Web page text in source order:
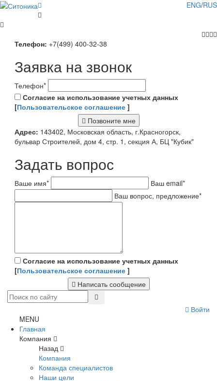
ENG/RUS
Телефон: +7(499) 400-32-38
Заявка на звонок
Телефон*
Согласие на использование учетных данных
[Пользовательское соглашение ]
Позвоните мне
Адрес: 143402, Московская область, г.Красногорск,
бульвар Строителей, дом 4, стр. 1, секция А, БЦ "Кубик"
Задать вопрос
Ваше имя* Ваш email*
Ваш вопрос, предложение*
Согласие на использование учетных данных
[Пользовательское соглашение ]
Написать сообщение
Войти
MENU
Главная
Компания
Назад
Компания
Команда специалистов
Наши цели